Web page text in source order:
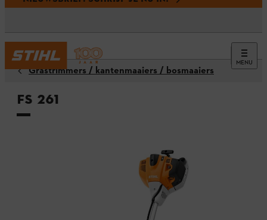
MENU
Grastrimmers / kantenmaaiers / bosmaaiers
FS 261